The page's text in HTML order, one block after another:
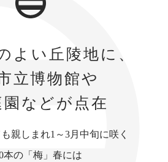
よい丘陵地に、
立博物館や
園などが点在
親しまれ1～3月中旬に咲く
本の「梅」春には